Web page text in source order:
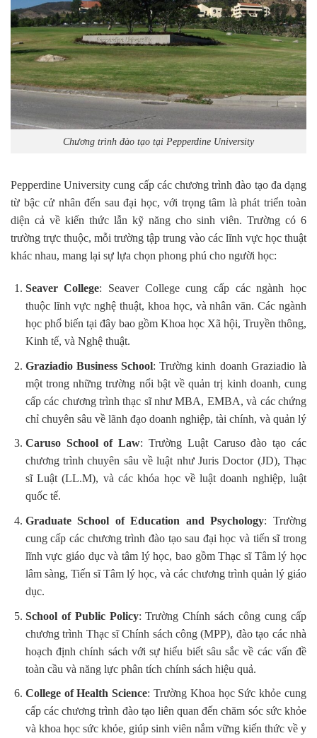
Chương trình đào tạo tại Pepperdine University
Pepperdine University cung cấp các chương trình đào tạo đa dạng
từ bậc cử nhân đến sau đại học, với trọng tâm là phát triển toàn
diện cả về kiến thức lẫn kỹ năng cho sinh viên. Trường có 6
trường trực thuộc, mỗi trường tập trung vào các lĩnh vực học thuật
khác nhau, mang lại sự lựa chọn phong phú cho người học:
Seaver College: Seaver College cung cấp các ngành học
thuộc lĩnh vực nghệ thuật, khoa học, và nhân văn. Các ngành
học phổ biến tại đây bao gồm Khoa học Xã hội, Truyền thông,
Kinh tế, và Nghệ thuật.
Graziadio Business School: Trường kinh doanh Graziadio là
một trong những trường nổi bật về quản trị kinh doanh, cung
cấp các chương trình thạc sĩ như MBA, EMBA, và các chứng
chỉ chuyên sâu về lãnh đạo doanh nghiệp, tài chính, và quản lý
Caruso School of Law: Trường Luật Caruso đào tạo các
chương trình chuyên sâu về luật như Juris Doctor (JD), Thạc
sĩ Luật (LL.M), và các khóa học về luật doanh nghiệp, luật
quốc tế.
Graduate School of Education and Psychology: Trường
cung cấp các chương trình đào tạo sau đại học và tiến sĩ trong
lĩnh vực giáo dục và tâm lý học, bao gồm Thạc sĩ Tâm lý học
lâm sàng, Tiến sĩ Tâm lý học, và các chương trình quản lý giáo
dục.
School of Public Policy: Trường Chính sách công cung cấp
chương trình Thạc sĩ Chính sách công (MPP), đào tạo các nhà
hoạch định chính sách với sự hiểu biết sâu sắc về các vấn đề
toàn cầu và năng lực phân tích chính sách hiệu quả.
College of Health Science: Trường Khoa học Sức khỏe cung
cấp các chương trình đào tạo liên quan đến chăm sóc sức khỏe
và khoa học sức khỏe, giúp sinh viên nắm vững kiến thức về y